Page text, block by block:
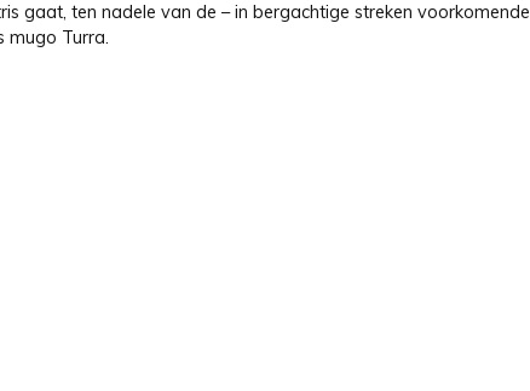
gaat, ten nadele van de – in bergachtige streken voorkomende
mugo Turra.